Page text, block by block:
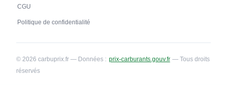
CGU
Politique de confidentialité
© 2026 carbuprix.fr — Données : prix-carburants.gouv.fr — Tous droits
réservés